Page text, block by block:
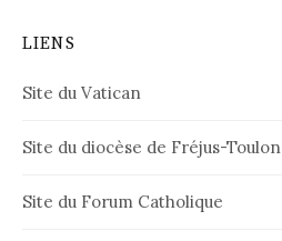
LIENS
Site du Vatican
Site du diocèse de Fréjus-Toulon
Site du Forum Catholique